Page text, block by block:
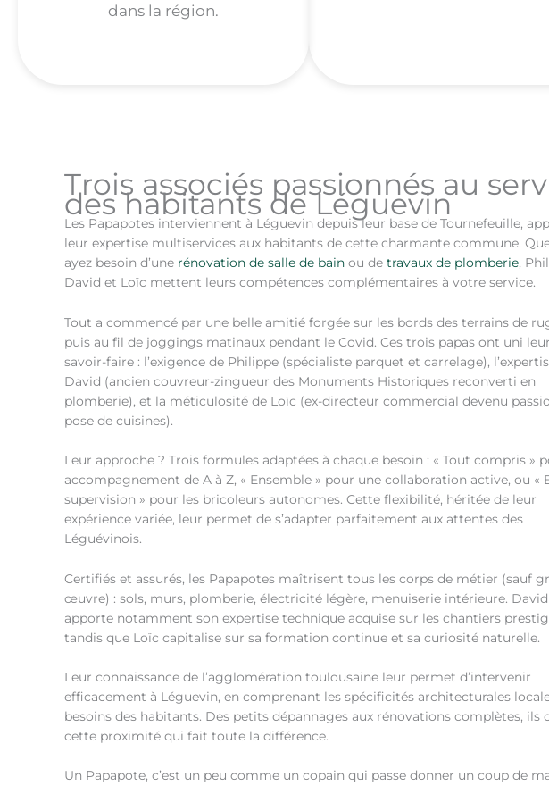
dans la région.
Trois associés passionnés au
des habitants de Léguevin
Les Papapotes interviennent à Léguevin depuis leur base de Tournefeuille,
leur expertise multiservices aux habitants de cette charmante commune.
ayez besoin d’une rénovation de salle de bain ou de travaux de plomberie,
David et Loïc mettent leurs compétences complémentaires à votre service.
Tout a commencé par une belle amitié forgée sur les bords des terrains de
puis au fil de joggings matinaux pendant le Covid. Ces trois papas ont uni
savoir-faire : l’exigence de Philippe (spécialiste parquet et carrelage),
David (ancien couvreur-zingueur des Monuments Historiques reconverti en
plomberie), et la méticulosité de Loïc (ex-directeur commercial devenu
pose de cuisines).
Leur approche ? Trois formules adaptées à chaque besoin : « Tout compris »
accompagnement de A à Z, « Ensemble » pour une collaboration active, ou «
supervision » pour les bricoleurs autonomes. Cette flexibilité, héritée de leur
expérience variée, leur permet de s’adapter parfaitement aux attentes des
Léguévinois.
Certifiés et assurés, les Papapotes maîtrisent tous les corps de métier (sauf
œuvre) : sols, murs, plomberie, électricité légère, menuiserie intérieure. David
apporte notamment son expertise technique acquise sur les chantiers
tandis que Loïc capitalise sur sa formation continue et sa curiosité naturelle.
Leur connaissance de l’agglomération toulousaine leur permet d’intervenir
efficacement à Léguevin, en comprenant les spécificités architecturales
besoins des habitants. Des petits dépannages aux rénovations complètes, ils
cette proximité qui fait toute la différence.
Un Papapote, c’est un peu comme un copain qui passe donner un coup de